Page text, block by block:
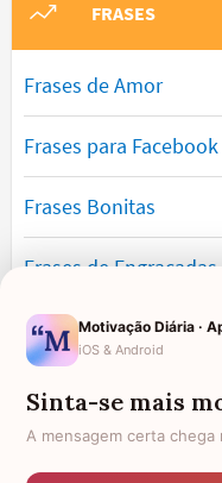
FRASES
Frases de Amor
Frases para Facebook
Frases Bonitas
Frases de Engraçadas
Frases Românticas
Frases de Reflexão
Frases Lindas
Motivação Diária ·
iOS & Android
Sinta-se mais
A mensagem certa